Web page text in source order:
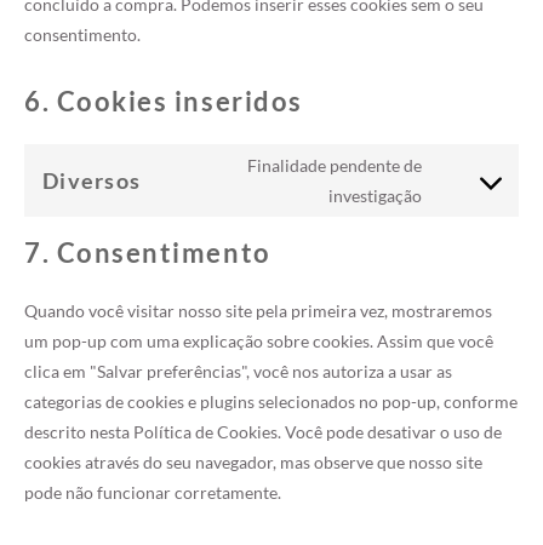
concluído a compra. Podemos inserir esses cookies sem o seu
consentimento.
6. Cookies inseridos
Diversos
Finalidade pendente de
investigação
Consent
7. Consentimento
Quando você visitar nosso site pela primeira vez, mostraremos
um pop-up com uma explicação sobre cookies. Assim que você
clica em "Salvar preferências", você nos autoriza a usar as
categorias de cookies e plugins selecionados no pop-up, conforme
descrito nesta Política de Cookies. Você pode desativar o uso de
cookies através do seu navegador, mas observe que nosso site
pode não funcionar corretamente.